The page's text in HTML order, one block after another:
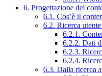
6. Progettazione dei
6.1. Cos’è il
6.2. Ricerca
6.2.1.
6.2.2. Dati
6.2.3.
6.2.4.
6.3. Dalla ricerca